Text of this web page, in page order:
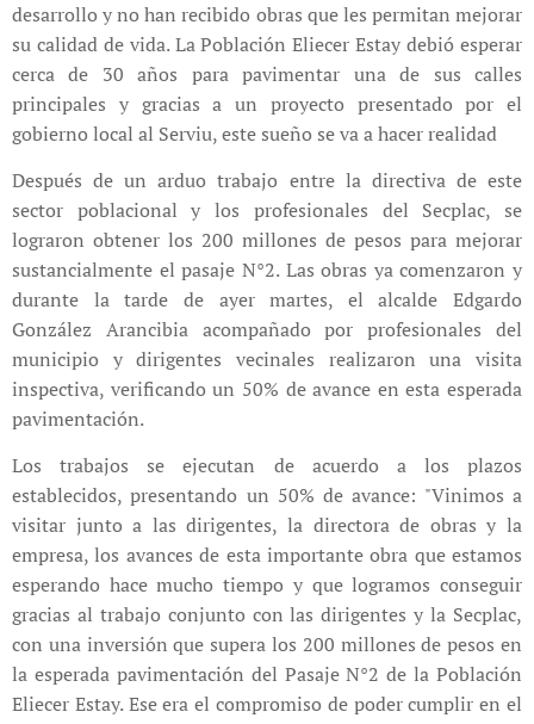
desarrollo y no han recibido obras que les permitan mejorar
su calidad de vida. La Población Eliecer Estay debió esperar
cerca de 30 años para pavimentar una de sus calles
principales y gracias a un proyecto presentado por el
gobierno local al Serviu, este sueño se va a hacer realidad
Después de un arduo trabajo entre la directiva de este
sector poblacional y los profesionales del Secplac, se
lograron obtener los 200 millones de pesos para mejorar
sustancialmente el pasaje N°2. Las obras ya comenzaron y
durante la tarde de ayer martes, el alcalde Edgardo
González Arancibia acompañado por profesionales del
municipio y dirigentes vecinales realizaron una visita
inspectiva, verificando un 50% de avance en esta esperada
pavimentación.
Los trabajos se ejecutan de acuerdo a los plazos
establecidos, presentando un 50% de avance: "Vinimos a
visitar junto a las dirigentes, la directora de obras y la
empresa, los avances de esta importante obra que estamos
esperando hace mucho tiempo y que logramos conseguir
gracias al trabajo conjunto con las dirigentes y la Secplac,
con una inversión que supera los 200 millones de pesos en
la esperada pavimentación del Pasaje N°2 de la Población
Eliecer Estay. Ese era el compromiso de poder cumplir en el